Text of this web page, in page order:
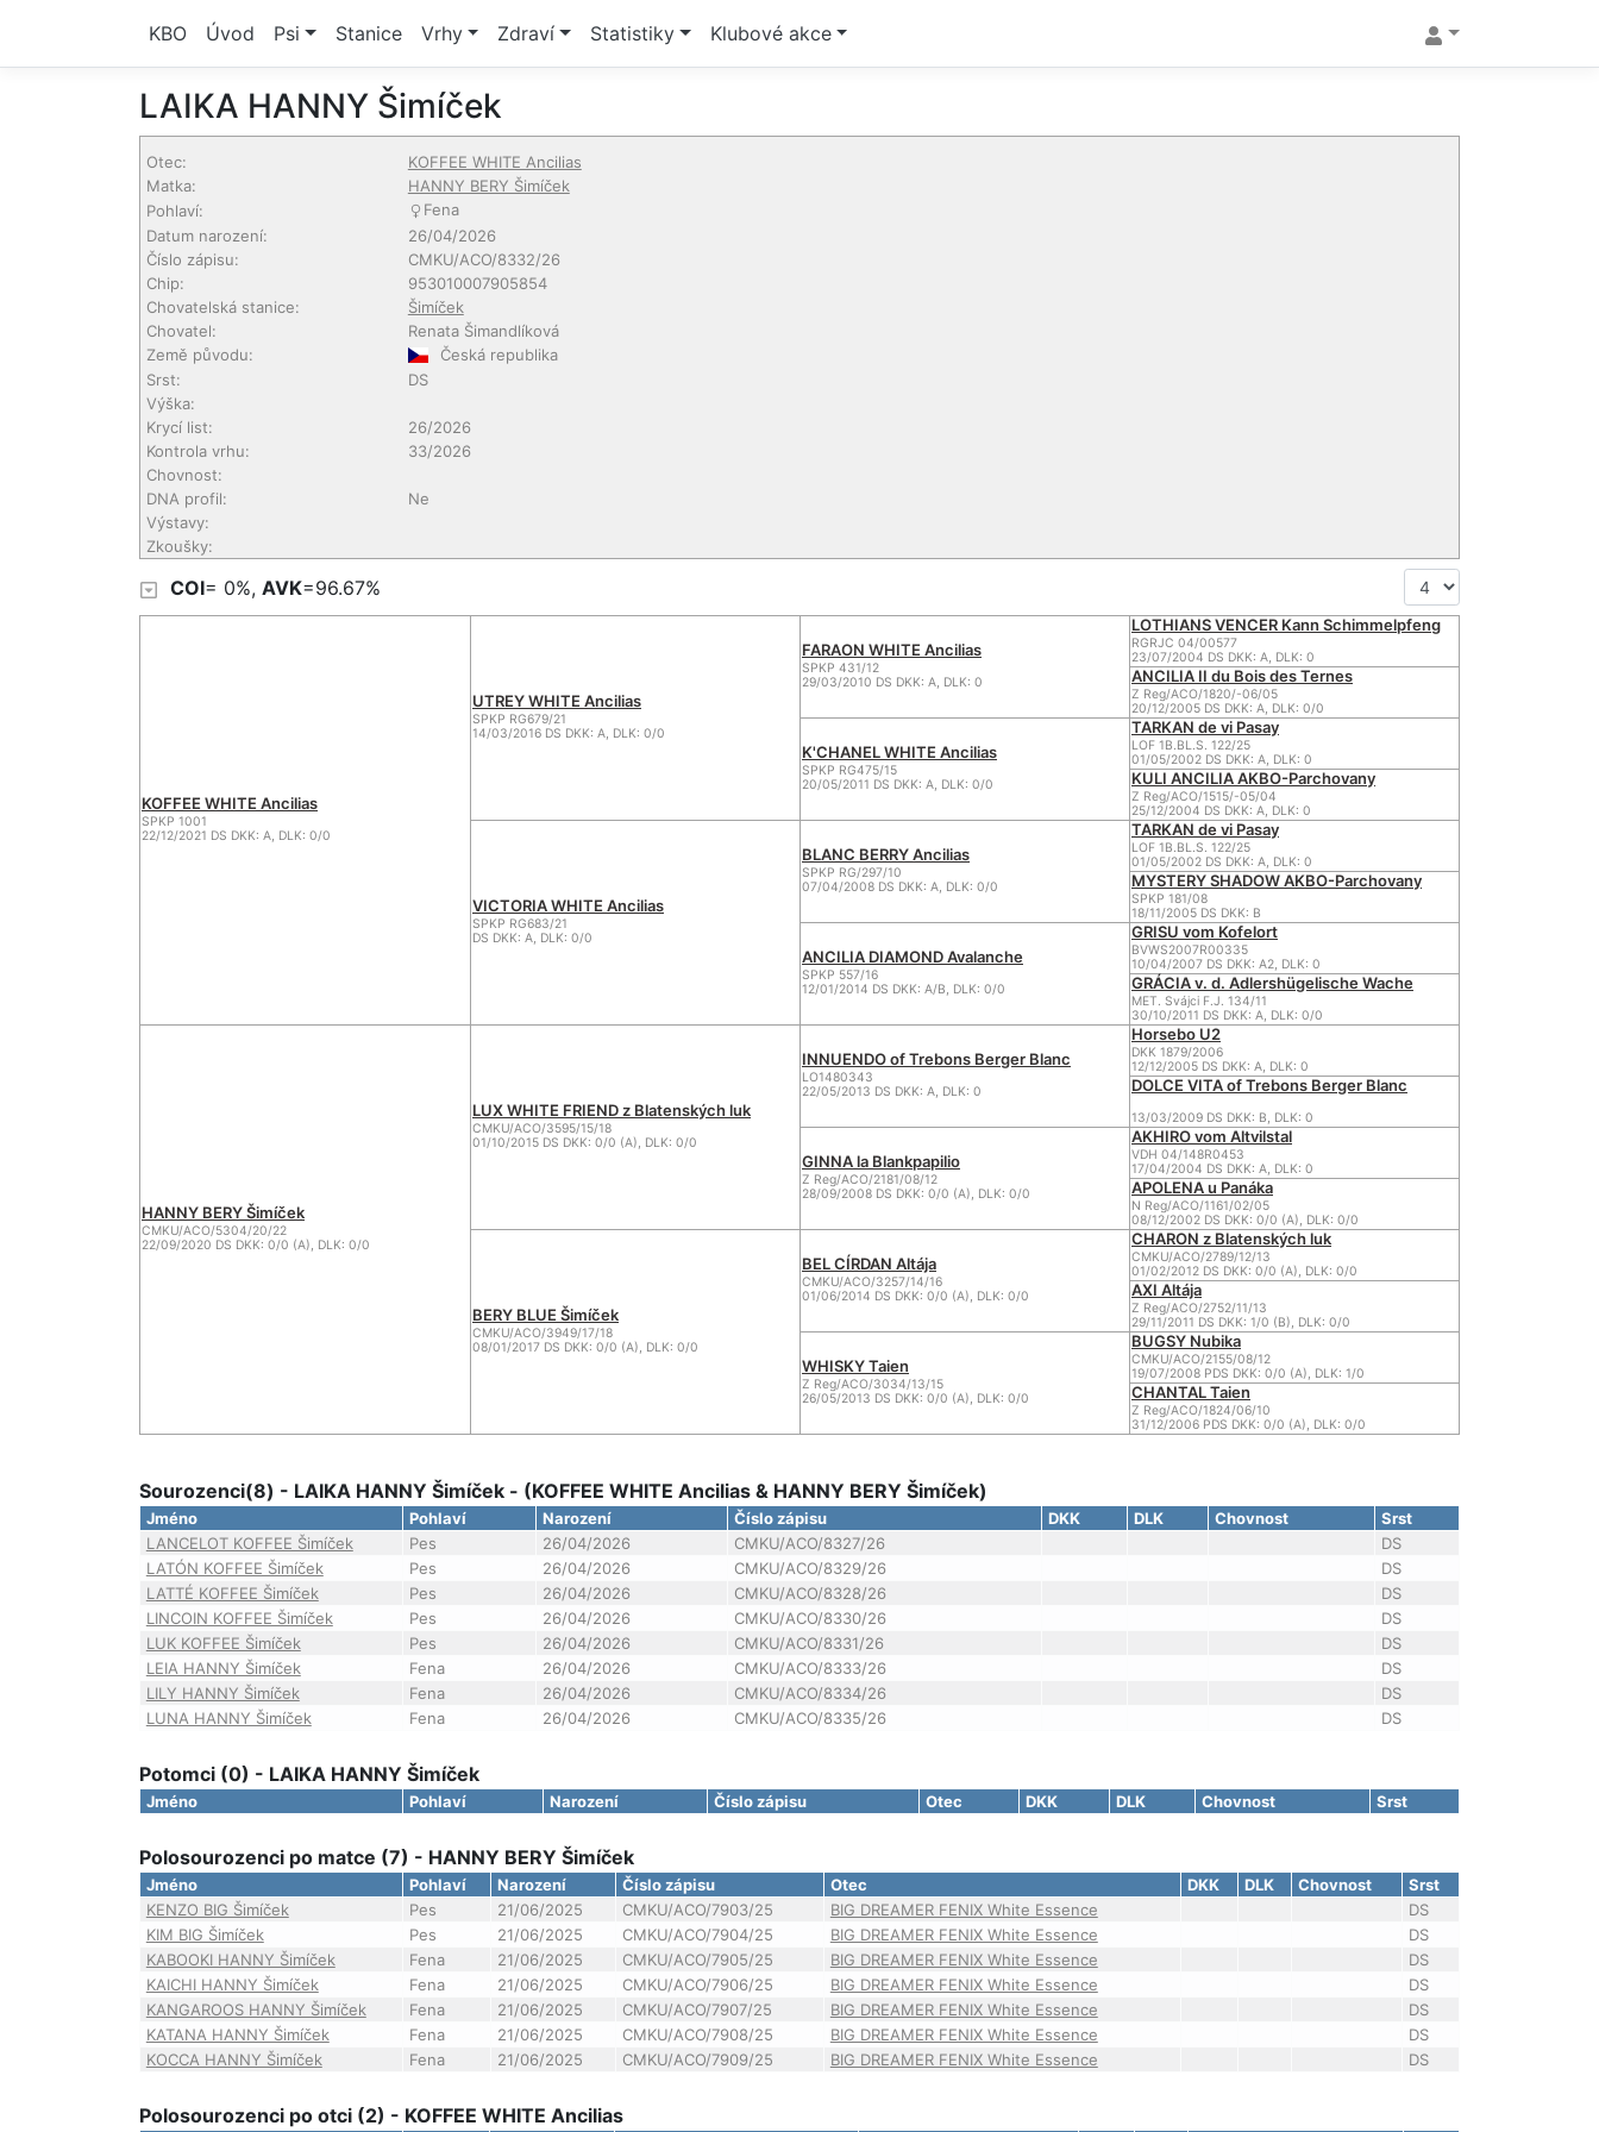
KBO Úvod Psi Stanice Vrhy Zdraví Statistiky Klubové akce
LAIKA HANNY Šimíček
Otec:
KOFFEE WHITE Ancilias
Matka:
HANNY BERY Šimíček
Pohlaví:
Fena
Datum narození:
26/04/2026
Číslo zápisu:
CMKU/ACO/8332/26
Chip:
953010007905854
Chovatelská stanice:
Šimíček
Chovatel:
Renata Šimandlíková
Země původu:
Česká republika
Srst:
DS
Výška:
Krycí list:
26/2026
Kontrola vrhu:
33/2026
Chovnost:
DNA profil:
Ne
Výstavy:
Zkoušky:
COI= 0%, AVK=96.67%
KOFFEE WHITE Ancilias
SPKP 1001
22/12/2021 DS DKK: A, DLK: 0/0
UTREY WHITE Ancilias
SPKP RG679/21
14/03/2016 DS DKK: A, DLK: 0/0
FARAON WHITE Ancilias
SPKP 431/12
29/03/2010 DS DKK: A, DLK: 0
LOTHIANS VENCER Kann Schimmelpfeng
RGRJC 04/00577
23/07/2004 DS DKK: A, DLK: 0
ANCILIA II du Bois des Ternes
Z Reg/ACO/1820/-06/05
20/12/2005 DS DKK: A, DLK: 0/0
K'CHANEL WHITE Ancilias
SPKP RG475/15
20/05/2011 DS DKK: A, DLK: 0/0
TARKAN de vi Pasay
LOF 1B.BL.S. 122/25
01/05/2002 DS DKK: A, DLK: 0
KULI ANCILIA AKBO-Parchovany
Z Reg/ACO/1515/-05/04
25/12/2004 DS DKK: A, DLK: 0
VICTORIA WHITE Ancilias
SPKP RG683/21
DS DKK: A, DLK: 0/0
BLANC BERRY Ancilias
SPKP RG/297/10
07/04/2008 DS DKK: A, DLK: 0/0
TARKAN de vi Pasay
LOF 1B.BL.S. 122/25
01/05/2002 DS DKK: A, DLK: 0
MYSTERY SHADOW AKBO-Parchovany
SPKP 181/08
18/11/2005 DS DKK: B
ANCILIA DIAMOND Avalanche
SPKP 557/16
12/01/2014 DS DKK: A/B, DLK: 0/0
GRISU vom Kofelort
BVWS2007R00335
10/04/2007 DS DKK: A2, DLK: 0
GRÁCIA v. d. Adlershügelische Wache
MET. Svájci F.J. 134/11
30/10/2011 DS DKK: A, DLK: 0/0
HANNY BERY Šimíček
CMKU/ACO/5304/20/22
22/09/2020 DS DKK: 0/0 (A), DLK: 0/0
LUX WHITE FRIEND z Blatenských luk
CMKU/ACO/3595/15/18
01/10/2015 DS DKK: 0/0 (A), DLK: 0/0
INNUENDO of Trebons Berger Blanc
LO1480343
22/05/2013 DS DKK: A, DLK: 0
Horsebo U2
DKK 1879/2006
12/12/2005 DS DKK: A, DLK: 0
DOLCE VITA of Trebons Berger Blanc
13/03/2009 DS DKK: B, DLK: 0
GINNA la Blankpapilio
Z Reg/ACO/2181/08/12
28/09/2008 DS DKK: 0/0 (A), DLK: 0/0
AKHIRO vom Altvilstal
VDH 04/148R0453
17/04/2004 DS DKK: A, DLK: 0
APOLENA u Panáka
N Reg/ACO/1161/02/05
08/12/2002 DS DKK: 0/0 (A), DLK: 0/0
BERY BLUE Šimíček
CMKU/ACO/3949/17/18
08/01/2017 DS DKK: 0/0 (A), DLK: 0/0
BEL CÍRDAN Altája
CMKU/ACO/3257/14/16
01/06/2014 DS DKK: 0/0 (A), DLK: 0/0
CHARON z Blatenských luk
CMKU/ACO/2789/12/13
01/02/2012 DS DKK: 0/0 (A), DLK: 0/0
AXI Altája
Z Reg/ACO/2752/11/13
29/11/2011 DS DKK: 1/0 (B), DLK: 0/0
WHISKY Taien
Z Reg/ACO/3034/13/15
26/05/2013 DS DKK: 0/0 (A), DLK: 0/0
BUGSY Nubika
CMKU/ACO/2155/08/12
19/07/2008 PDS DKK: 0/0 (A), DLK: 1/0
CHANTAL Taien
Z Reg/ACO/1824/06/10
31/12/2006 PDS DKK: 0/0 (A), DLK: 0/0
Sourozenci(8) - LAIKA HANNY Šimíček - (KOFFEE WHITE Ancilias & HANNY BERY Šimíček)
Jméno Pohlaví Narození Číslo zápisu DKK DLK Chovnost
Srst
LANCELOT KOFFEE Šimíček
Pes 26/04/2026 CMKU/ACO/8327/26
DS
LATÓN KOFFEE Šimíček
Pes 26/04/2026 CMKU/ACO/8329/26
DS
LATTÉ KOFFEE Šimíček
Pes 26/04/2026 CMKU/ACO/8328/26
DS
LINCOIN KOFFEE Šimíček
Pes 26/04/2026 CMKU/ACO/8330/26
DS
LUK KOFFEE Šimíček
Pes 26/04/2026 CMKU/ACO/8331/26
DS
LEIA HANNY Šimíček
Fena 26/04/2026 CMKU/ACO/8333/26
DS
LILY HANNY Šimíček
Fena 26/04/2026 CMKU/ACO/8334/26
DS
LUNA HANNY Šimíček
Fena 26/04/2026 CMKU/ACO/8335/26 DS
Potomci (0) - LAIKA HANNY Šimíček
Jméno Pohlaví Narození Číslo zápisu Otec DKK DLK Chovnost Srst
Polosourozenci po matce (7) - HANNY BERY Šimíček
Jméno Pohlaví Narození Číslo zápisu Otec DKK DLK Chovnost
Srst
KENZO BIG Šimíček
Pes 21/06/2025 CMKU/ACO/7903/25 BIG DREAMER FENIX White Essence
DS
KIM BIG Šimíček
Pes 21/06/2025 CMKU/ACO/7904/25 BIG DREAMER FENIX White Essence
DS
KABOOKI HANNY Šimíček
Fena 21/06/2025 CMKU/ACO/7905/25 BIG DREAMER FENIX White Essence
DS
KAICHI HANNY Šimíček
Fena 21/06/2025 CMKU/ACO/7906/25 BIG DREAMER FENIX White Essence
DS
KANGAROOS HANNY Šimíček
Fena 21/06/2025 CMKU/ACO/7907/25 BIG DREAMER FENIX White Essence
DS
KATANA HANNY Šimíček
Fena 21/06/2025 CMKU/ACO/7908/25 BIG DREAMER FENIX White Essence
DS
KOCCA HANNY Šimíček
Fena 21/06/2025 CMKU/ACO/7909/25 BIG DREAMER FENIX White Essence DS
Polosourozenci po otci (2) - KOFFEE WHITE Ancilias